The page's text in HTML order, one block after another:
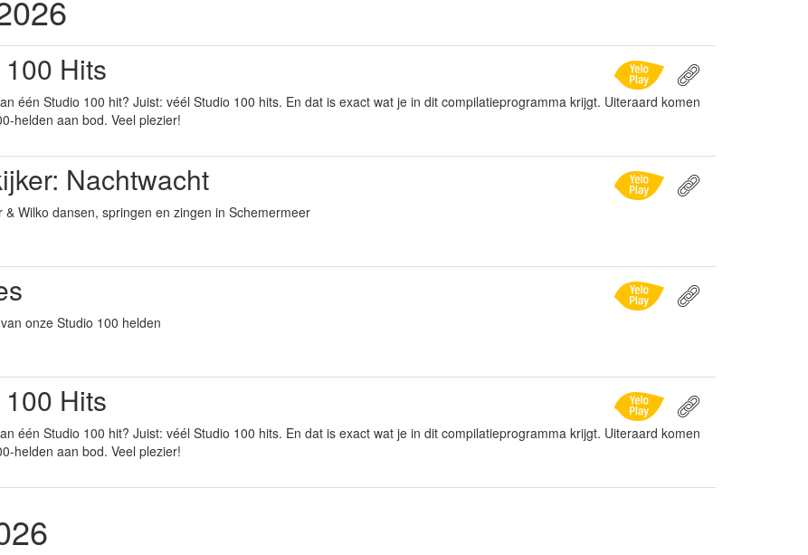
Hits
één Studio 100 hit? Juist: véél Studio 100 hits. En dat is exact wat je in dit compilatieprogramma krijgt. Uiteraard komen
helden aan bod. Veel plezier!
Nachtwacht
& Wilko dansen, springen en zingen in Schemermeer
onze Studio 100 helden
Hits
één Studio 100 hit? Juist: véél Studio 100 hits. En dat is exact wat je in dit compilatieprogramma krijgt. Uiteraard komen
helden aan bod. Veel plezier!